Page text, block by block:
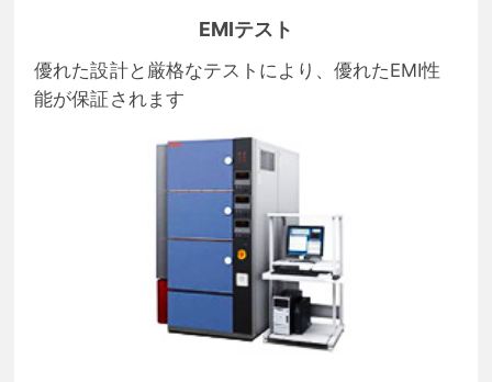
EMIテスト
優れた設計と厳格なテストにより、優れたEMI性
能が保証されます